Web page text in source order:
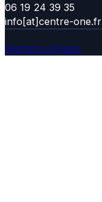
06 19 24 39 35
info[at]centre-one.fr
Mentions légales